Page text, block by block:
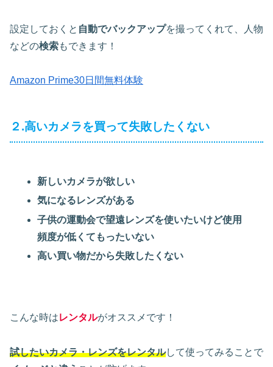
設定しておくと 自動でバックアップを撮ってくれて、人物
などの検索もできます！
Amazon Prime30日間無料体験
２.高いカメラを買って失敗したくない
新しいカメラが欲しい
気になるレンズがある
子供の運動会で望遠レンズを使いたいけど使用
頻度が低くてもったいない
高い買い物だから失敗したくない
こんな時はレンタルがオススメです！
試したいカメラ・レンズをレンタルして使ってみることで